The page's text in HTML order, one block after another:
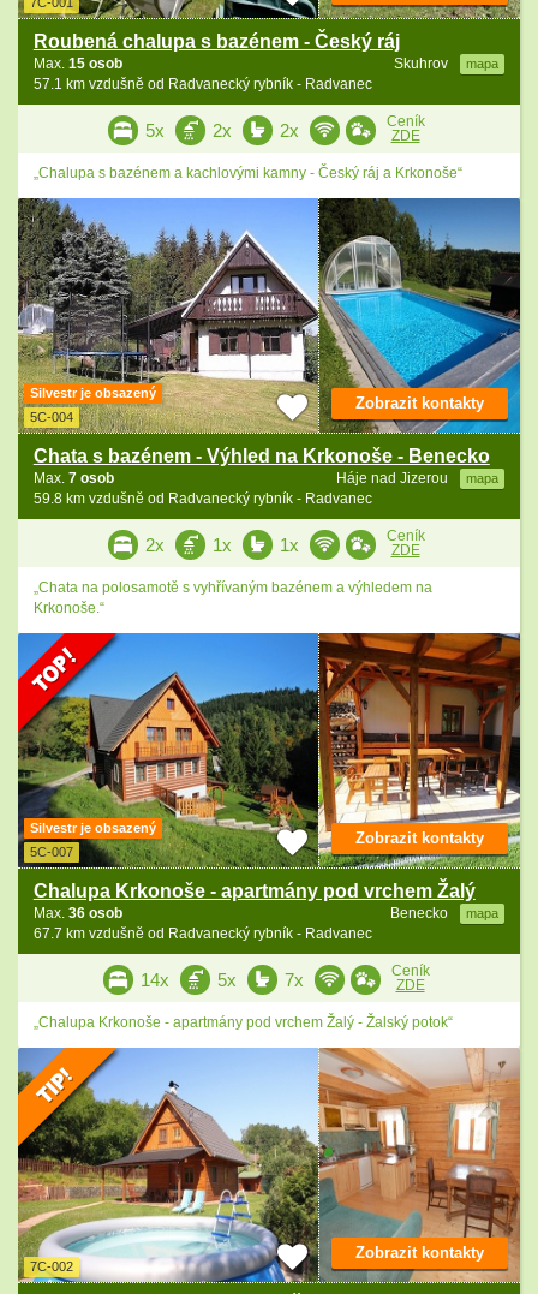
Roubená chalupa s bazénem - Český ráj
Skuhrov mapa
Max. 15 osob
57.1 km vzdušně od Radvanecký rybník - Radvanec
5x 2x 2x
Ceník
ZDE
„Chalupa s bazénem a kachlovými kamny - Český ráj a Krkonoše“
Silvestr je obsazený
5C-004
Chata s bazénem - Výhled na Krkonoše - Benecko
Háje nad Jizerou mapa
Max. 7 osob
59.8 km vzdušně od Radvanecký rybník - Radvanec
Zobrazit kontakty
2x 1x 1x
Ceník
ZDE
„Chata na polosamotě s vyhřívaným bazénem a výhledem na
Krkonoše.“
Silvestr je obsazený
5C-007
Chalupa Krkonoše - apartmány pod vrchem Žalý
Benecko mapa
Max. 36 osob
67.7 km vzdušně od Radvanecký rybník - Radvanec
Zobrazit kontakty
14x 5x 7x
Ceník
ZDE
„Chalupa Krkonoše - apartmány pod vrchem Žalý - Žalský potok“
7C-002
Zobrazit kontakty